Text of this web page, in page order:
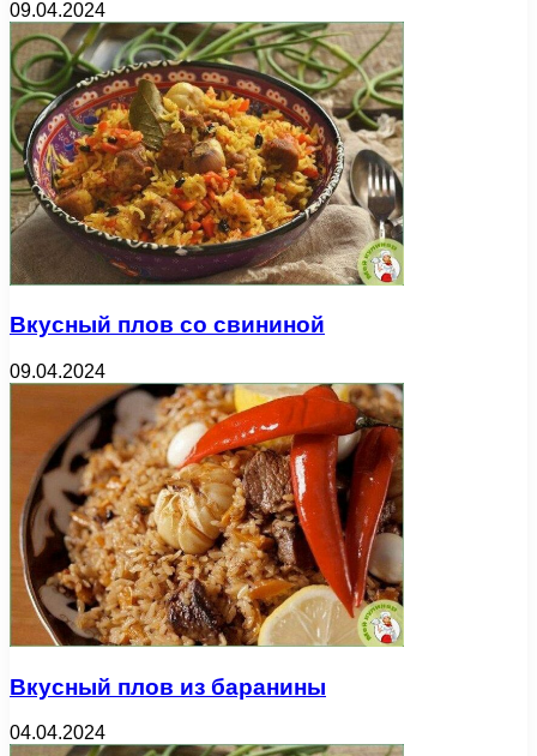
09.04.2024
Вкусный плов со свининой
09.04.2024
Вкусный плов из баранины
04.04.2024